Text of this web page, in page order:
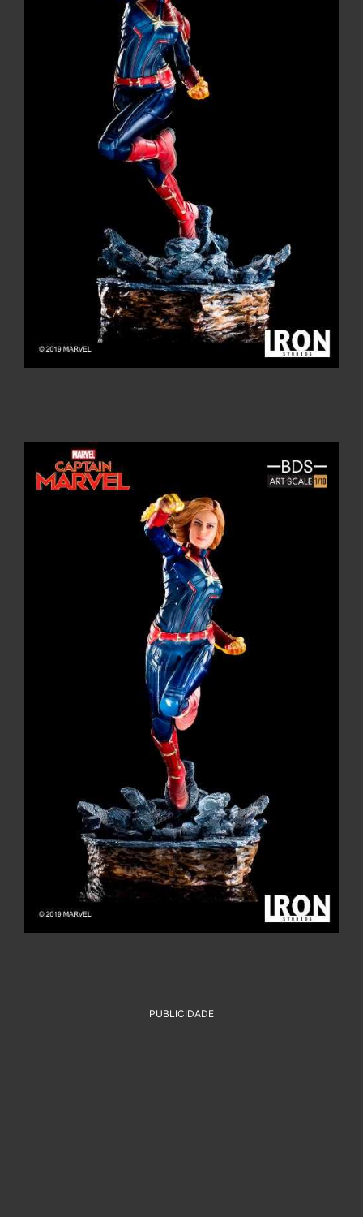
PUBLICIDADE